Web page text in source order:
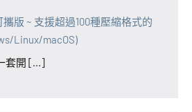
攜版 ~ 支援超過100種壓縮格式的
Linux/macOS)
套開 [...]